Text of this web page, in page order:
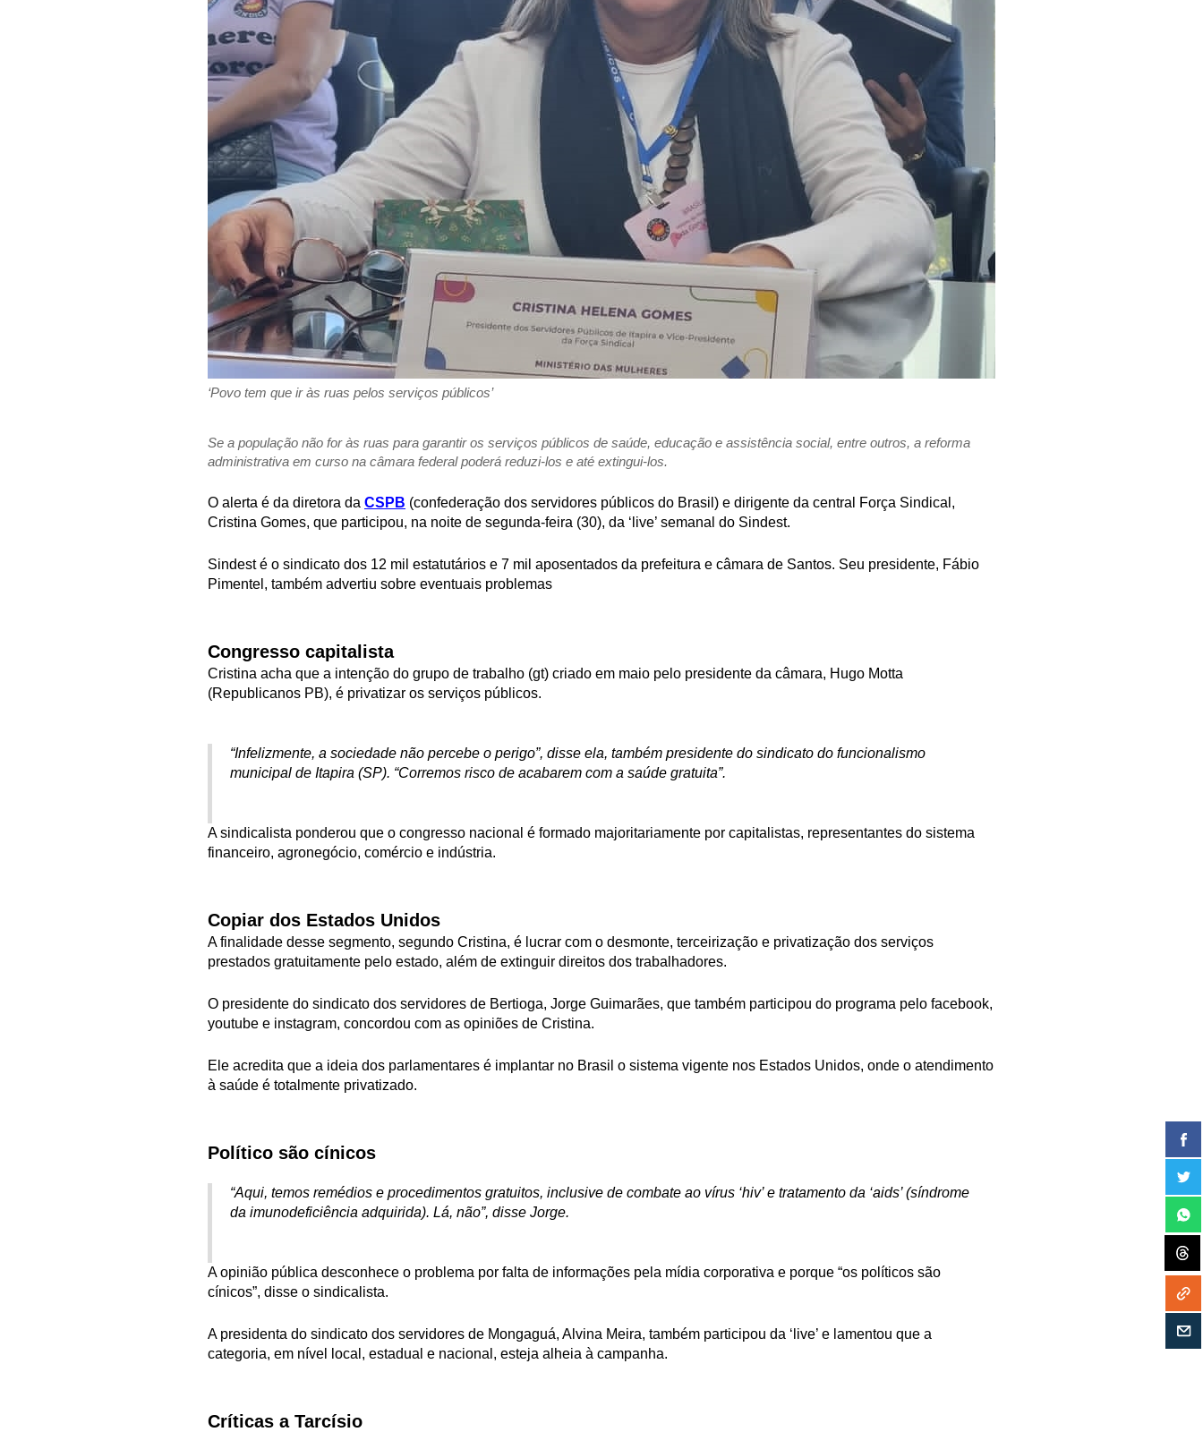
‘Povo tem que ir às ruas pelos serviços públicos’
Se a população não for às ruas para garantir os serviços públicos de saúde, educação e assistência social, entre outros, a reforma
administrativa em curso na câmara federal poderá reduzi-los e até extingui-los.
O alerta é da diretora da CSPB (confederação dos servidores públicos do Brasil) e dirigente da central Força Sindical,
Cristina Gomes, que participou, na noite de segunda-feira (30), da ‘live’ semanal do Sindest.
Sindest é o sindicato dos 12 mil estatutários e 7 mil aposentados da prefeitura e câmara de Santos. Seu presidente, Fábio
Pimentel, também advertiu sobre eventuais problemas
Congresso capitalista
Cristina acha que a intenção do grupo de trabalho (gt) criado em maio pelo presidente da câmara, Hugo Motta
(Republicanos PB), é privatizar os serviços públicos.
“Infelizmente, a sociedade não percebe o perigo”, disse ela, também presidente do sindicato do funcionalismo
municipal de Itapira (SP). “Corremos risco de acabarem com a saúde gratuita”.
A sindicalista ponderou que o congresso nacional é formado majoritariamente por capitalistas, representantes do sistema
financeiro, agronegócio, comércio e indústria.
Copiar dos Estados Unidos
A finalidade desse segmento, segundo Cristina, é lucrar com o desmonte, terceirização e privatização dos serviços
prestados gratuitamente pelo estado, além de extinguir direitos dos trabalhadores.
O presidente do sindicato dos servidores de Bertioga, Jorge Guimarães, que também participou do programa pelo facebook,
youtube e instagram, concordou com as opiniões de Cristina.
Ele acredita que a ideia dos parlamentares é implantar no Brasil o sistema vigente nos Estados Unidos, onde o atendimento
à saúde é totalmente privatizado.
Político são cínicos
“Aqui, temos remédios e procedimentos gratuitos, inclusive de combate ao vírus ‘hiv’ e tratamento da ‘aids’ (síndrome
da imunodeficiência adquirida). Lá, não”, disse Jorge.
A opinião pública desconhece o problema por falta de informações pela mídia corporativa e porque “os políticos são
cínicos”, disse o sindicalista.
A presidenta do sindicato dos servidores de Mongaguá, Alvina Meira, também participou da ‘live’ e lamentou que a
categoria, em nível local, estadual e nacional, esteja alheia à campanha.
Críticas a Tarcísio